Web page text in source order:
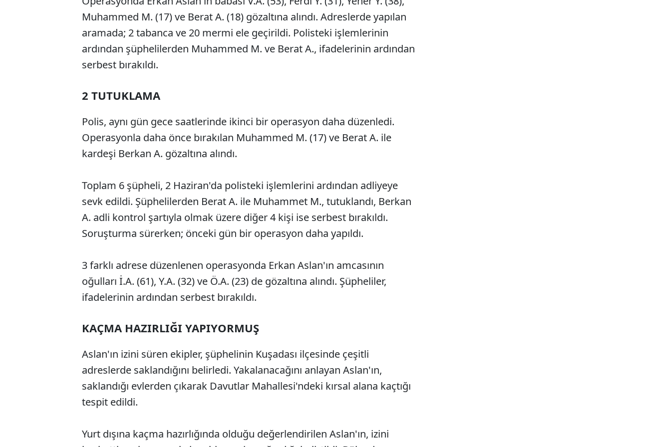
Muhammed M. (17) ve Berat A. (18) gözaltına alındı. Adreslerde yapılan
aramada; 2 tabanca ve 20 mermi ele geçirildi. Polisteki işlemlerinin
ardından şüphelilerden Muhammed M. ve Berat A., ifadelerinin ardından
serbest bırakıldı.
2 TUTUKLAMA
Polis, aynı gün gece saatlerinde ikinci bir operasyon daha düzenledi.
Operasyonla daha önce bırakılan Muhammed M. (17) ve Berat A. ile
kardeşi Berkan A. gözaltına alındı.
Toplam 6 şüpheli, 2 Haziran'da polisteki işlemlerini ardından adliyeye
sevk edildi. Şüphelilerden Berat A. ile Muhammet M., tutuklandı, Berkan
A. adli kontrol şartıyla olmak üzere diğer 4 kişi ise serbest bırakıldı.
Soruşturma sürerken; önceki gün bir operasyon daha yapıldı.
3 farklı adrese düzenlenen operasyonda Erkan Aslan'ın amcasının
oğulları İ.A. (61), Y.A. (32) ve Ö.A. (23) de gözaltına alındı. Şüpheliler,
ifadelerinin ardından serbest bırakıldı.
KAÇMA HAZIRLIĞI YAPIYORMUŞ
Aslan'ın izini süren ekipler, şüphelinin Kuşadası ilçesinde çeşitli
adreslerde saklandığını belirledi. Yakalanacağını anlayan Aslan'ın,
saklandığı evlerden çıkarak Davutlar Mahallesi'ndeki kırsal alana kaçtığı
tespit edildi.
Yurt dışına kaçma hazırlığında olduğu değerlendirilen Aslan'ın, izini